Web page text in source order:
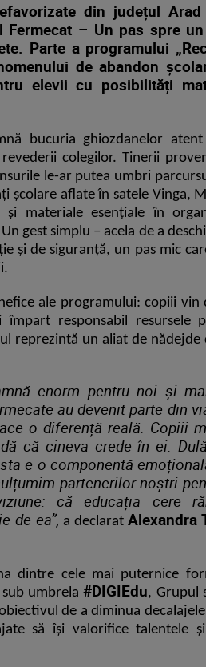
din județul
Fermecat – Un pas spre
Parte a programului
de abandon
elevii cu posibilități
bucuria ghiozdanelor atent
colegilor. Tinerii
le-ar putea umbri
școlare aflate în satele Vinga,
materiale esențiale în
gest simplu – acela de a
și de siguranță, un pas mic
ale programului:copiii vin
responsabil resursele
reprezintă un aliat de nădejde
enorm pentru noi și
au devenit parte din
o diferență reală. Copiii
că cineva crede în ei.
e o componentă
partenerilor noștri
că educația cere
de ea”, a declaratAlexandra
dintre cele mai puternice
sub umbrela#DIGIEdu, Grupul
de a diminua
să își valorifice talentele